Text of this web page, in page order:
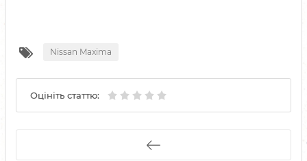
Nissan Maxima
Оцініть статтю: